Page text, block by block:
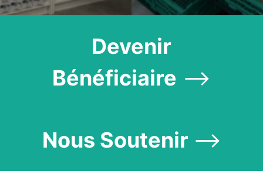
Devenir
Bénéficiaire ⟶
Nous Soutenir ⟶